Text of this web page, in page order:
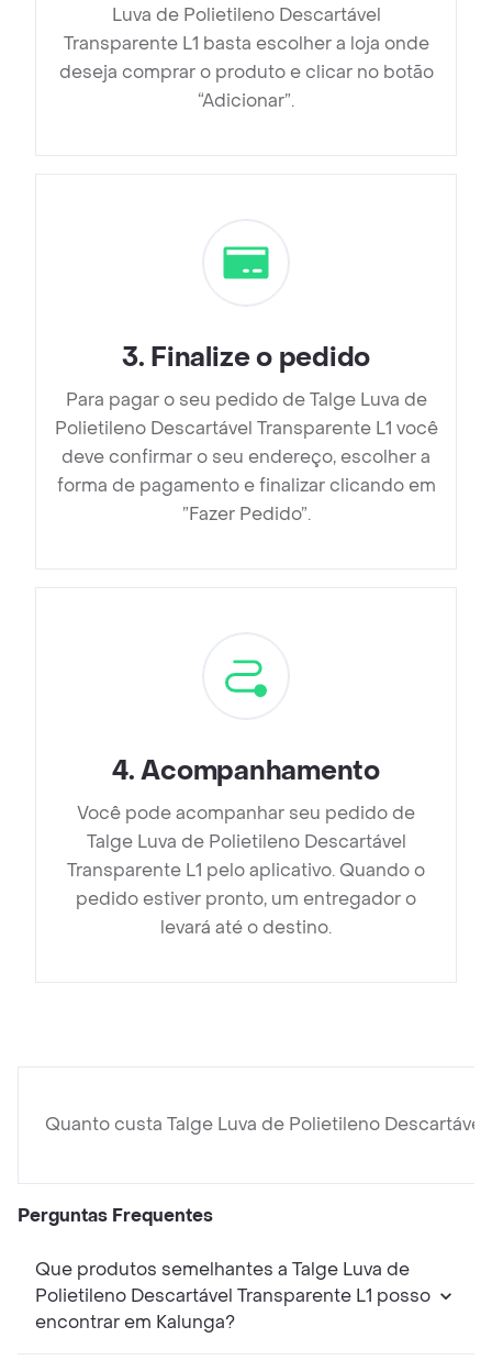
Luva de Polietileno Descartável
Transparente L1 basta escolher a loja onde
deseja comprar o produto e clicar no botão
“Adicionar”.
3. Finalize o pedido
Para pagar o seu pedido de Talge Luva de
Polietileno Descartável Transparente L1 você
deve confirmar o seu endereço, escolher a
forma de pagamento e finalizar clicando em
”Fazer Pedido”.
4.Acompanhamento
Você pode acompanhar seu pedido de
Talge Luva de Polietileno Descartável
Transparente L1 pelo aplicativo. Quando o
pedido estiver pronto, um entregador o
levará até o destino.
Quanto custa Talge Luva de Polietileno Descartável
Perguntas Frequentes
Que produtos semelhantes a Talge Luva de
Polietileno Descartável Transparente L1 posso
encontrar em Kalunga?